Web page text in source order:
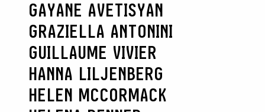
GAYANE AVETISYAN
GRAZIELLA ANTONINI
GUILLAUME VIVIER
HANNA LILJENBERG
HELEN MCCORMACK